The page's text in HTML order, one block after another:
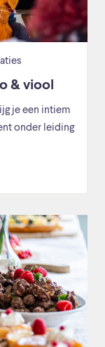
& viool
je een intiem
onder leiding